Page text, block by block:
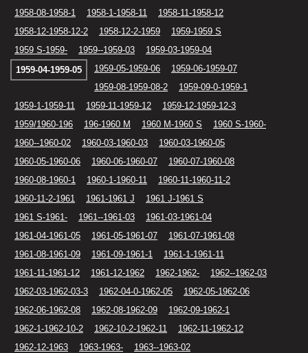
1958-08-1958-1
1958-1-1958-11
1958-11-1958-12
1958-12-1958-12-2
1958-12-2-1959
1959-1959 S
1959 S-1959-
1959--1959-03
1959-03-1959-04
1959-04-1959-05
1959-05-1959-06
1959-06-1959-07
1959-08-1959-08-2
1959-09-0-1959-1
1959-1-1959-11
1959-11-1959-12
1959-12-1959-12-3
1959/1960-196
196-1960 M 1960 M-1960 S
1960 S-1960-
1960--1960-02
1960-03-1960-03
1960-03-1960-05
1960-05-1960-06
1960-06-1960-07
1960-07-1960-08
1960-08-1960-1
1960-1-1960-11
1960-11-1960-11-2
1960-11-2-1961
1961-1961 J
1961 J-1961 S
1961 S-1961-
1961--1961-03
1961-03-1961-04
1961-04-1961-05
1961-05-1961-07
1961-07-1961-08
1961-08-1961-09
1961-09-1961-1
1961-1-1961-11
1961-11-1961-12
1961-12-1962 1962-1962-
1962--1962-03
1962-03-1962-03-3
1962-04-0-1962-05
1962-05-1962-06
1962-06-1962-08
1962-08-1962-09
1962-09-1962-1
1962-1-1962-10-2
1962-10-2-1962-11
1962-11-1962-12
1962-12-1963
1963-1963-
1963--1963-02